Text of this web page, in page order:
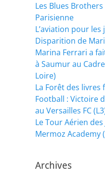
Les Blues Brothers
Parisienne
L’aviation pour
Disparition de
Marina Ferrari a
à Saumur au
Loire)
La Forêt des livres
Football : Victoire
au Versailles FC
Le Tour Aérien
Mermoz Academy
Archives